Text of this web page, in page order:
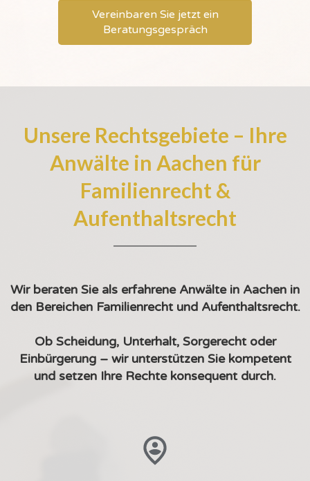
Vereinbaren Sie jetzt ein
Beratungsgespräch
Unsere Rechtsgebiete – Ihre
Anwälte in Aachen für
Familienrecht &
Aufenthaltsrecht
Wir beraten Sie als erfahrene Anwälte in Aachen in
den Bereichen Familienrecht und Aufenthaltsrecht.
Ob Scheidung, Unterhalt, Sorgerecht oder
Einbürgerung – wir unterstützen Sie kompetent
und setzen Ihre Rechte konsequent durch.